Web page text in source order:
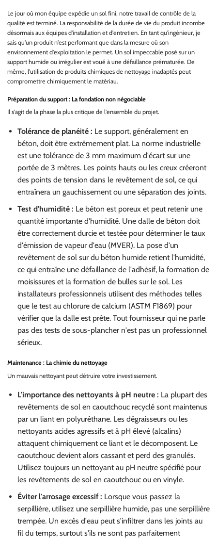
Le jour où mon équipe expédie un sol fini, notre travail de contrôle de la
qualité est terminé. La responsabilité de la durée de vie du produit incombe
désormais aux équipes d'installation et d'entretien. En tant qu'ingénieur, je
sais qu'un produit n'est performant que dans la mesure où son
environnement d'exploitation le permet. Un sol impeccable posé sur un
support humide ou irrégulier est voué à une défaillance prématurée. De
même, l'utilisation de produits chimiques de nettoyage inadaptés peut
compromettre chimiquement le matériau.
Préparation du support : La fondation non négociable
Il s'agit de la phase la plus critique de l'ensemble du projet.
Tolérance de planéité : Le support, généralement en
béton, doit être extrêmement plat. La norme industrielle
est une tolérance de 3 mm maximum d'écart sur une
portée de 3 mètres. Les points hauts ou les creux créeront
des points de tension dans le revêtement de sol, ce qui
entraînera un gauchissement ou une séparation des joints.
Test d'humidité : Le béton est poreux et peut retenir une
quantité importante d'humidité. Une dalle de béton doit
être correctement durcie et testée pour déterminer le taux
d'émission de vapeur d'eau (MVER). La pose d'un
revêtement de sol sur du béton humide retient l'humidité,
ce qui entraîne une défaillance de l'adhésif, la formation de
moisissures et la formation de bulles sur le sol. Les
installateurs professionnels utilisent des méthodes telles
que le test au chlorure de calcium (ASTM F1869) pour
vérifier que la dalle est prête. Tout fournisseur qui ne parle
pas des tests de sous-plancher n'est pas un professionnel
sérieux.
Maintenance : La chimie du nettoyage
Un mauvais nettoyant peut détruire votre investissement.
L'importance des nettoyants à pH neutre : La plupart des
revêtements de sol en caoutchouc recyclé sont maintenus
par un liant en polyuréthane. Les dégraisseurs ou les
nettoyants acides agressifs et à pH élevé (alcalins)
attaquent chimiquement ce liant et le décomposent. Le
caoutchouc devient alors cassant et perd des granulés.
Utilisez toujours un nettoyant au pH neutre spécifié pour
les revêtements de sol en caoutchouc ou en vinyle.
Éviter l'arrosage excessif : Lorsque vous passez la
serpillière, utilisez une serpillière humide, pas une serpillière
trempée. Un excès d'eau peut s'infiltrer dans les joints au
fil du temps, surtout s'ils ne sont pas parfaitement